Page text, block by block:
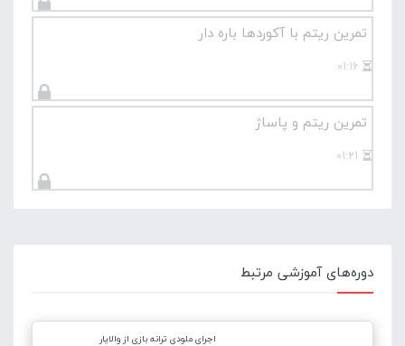
تمرین ریتم با آکوردها باره دار
01:16
تمرین ریتم و پاساژ
01:21
دوره‌های آموزشی مرتبط
اجرای ملودی ترانه بازی از والایار